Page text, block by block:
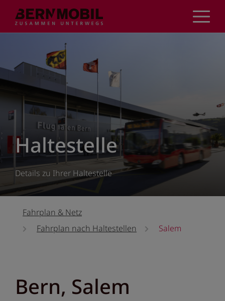
Inhalt
Haltestelle
Details zu Ihrer Haltestelle
Fahrplan & Netz
Fahrplan nach Haltestellen
Salem
Bern, Salem